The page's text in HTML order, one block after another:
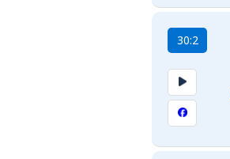
30:2